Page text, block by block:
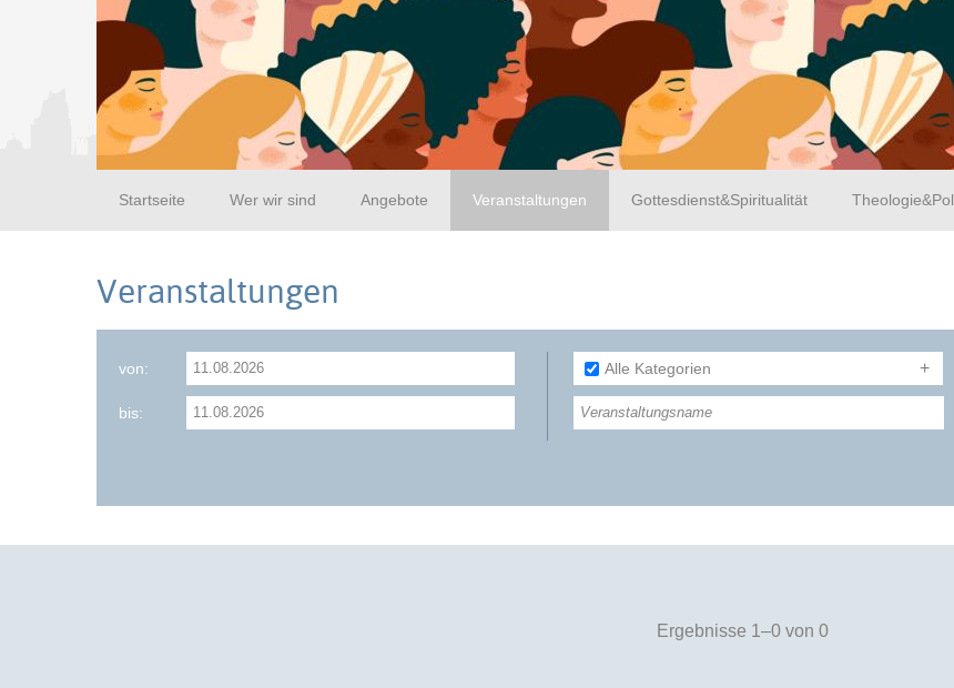
Startseite Wer wir sind Angebote Veranstaltungen Gottesdienst&Spiritualität
Veranstaltungen
von:
bis:
Alle Kategorien
Ergebnisse 1–0 von 0